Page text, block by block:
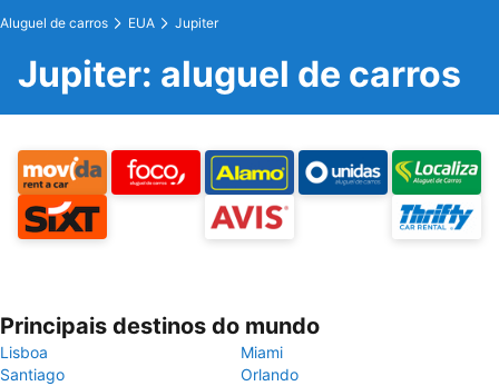
Aluguel de carros EUA Jupiter
Jupiter: aluguel de carros
Principais destinos do mundo
Lisboa
Miami
Santiago
Orlando